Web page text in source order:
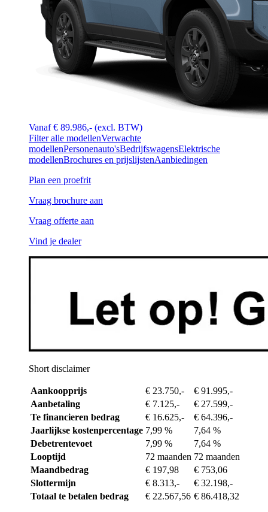
Vanaf € 89.986,- (excl. BTW)
Filter alle modellenVerwachte
modellenPersonenauto'sBedrijfswagensElektrische
modellenBrochures en prijslijstenAanbiedingen
Plan een proefrit
Vraag brochure aan
Vraag offerte aan
Vind je dealer
Short disclaimer
Aankoopprijs € 23.750,-
€ 91.995,-
Aanbetaling
€ 7.125,-
€ 27.599,-
Te financieren bedrag
€ 16.625,-
€ 64.396,-
Jaarlijkse kostenpercentage 7,99 %
7,64 %
Debetrentevoet
7,99 %
7,64 %
Looptijd
72 maanden 72 maanden
Maandbedrag
€ 197,98
€ 753,06
Slottermijn
€ 8.313,-
€ 32.198,-
Totaal te betalen bedrag
€ 22.567,56 € 86.418,32